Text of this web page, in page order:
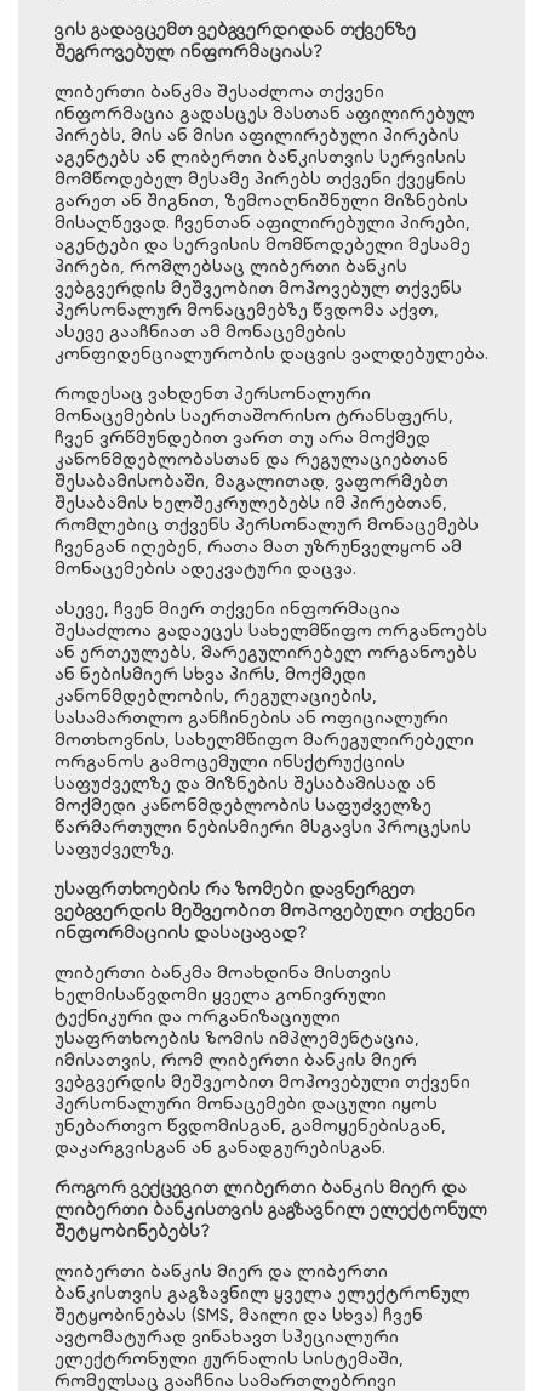
ვის გადავცემთ ვებგვერდიდან თქვენზე
შეგროვებულ ინფორმაციას?
ლიბერთი ბანკმა შესაძლოა თქვენი
ინფორმაცია გადასცეს მასთან აფილირებულ
პირებს, მის ან მისი აფილირებული პირების
აგენტებს ან ლიბერთი ბანკისთვის სერვისის
მომწოდებელ მესამე პირებს თქვენი ქვეყნის
გარეთ ან შიგნით, ზემოაღნიშნული მიზნების
მისაღწევად. ჩვენთან აფილირებული პირები,
აგენტები და სერვისის მომწოდებელი მესამე
პირები, რომლებსაც ლიბერთი ბანკის
ვებგვერდის მეშვეობით მოპოვებულ თქვენს
პერსონალურ მონაცემებზე წვდომა აქვთ,
ასევე გააჩნიათ ამ მონაცემების
კონფიდენციალურობის დაცვის ვალდებულება.
როდესაც ვახდენთ პერსონალური
მონაცემების საერთაშორისო ტრანსფერს,
ჩვენ ვრწმუნდებით ვართ თუ არა მოქმედ
კანონმდებლობასთან და რეგულაციებთან
შესაბამისობაში, მაგალითად, ვაფორმებთ
შესაბამის ხელშეკრულებებს იმ პირებთან,
რომლებიც თქვენს პერსონალურ მონაცემებს
ჩვენგან იღებენ, რათა მათ უზრუნველყონ ამ
მონაცემების ადეკვატური დაცვა.
ასევე, ჩვენ მიერ თქვენი ინფორმაცია
შესაძლოა გადაეცეს სახელმწიფო ორგანოებს
ან ერთეულებს, მარეგულირებელ ორგანოებს
ან ნებისმიერ სხვა პირს, მოქმედი
კანონმდებლობის, რეგულაციების,
სასამართლო განჩინების ან ოფიციალური
მოთხოვნის, სახელმწიფო მარეგულირებელი
ორგანოს გამოცემული ინსქტრუქციის
საფუძველზე და მიზნების შესაბამისად ან
მოქმედი კანონმდებლობის საფუძველზე
წარმართული ნებისმიერი მსგავსი პროცესის
საფუძველზე.
უსაფრთხოების რა ზომები დავნერგეთ
ვებგვერდის მეშვეობით მოპოვებული თქვენი
ინფორმაციის დასაცავად?
ლიბერთი ბანკმა მოახდინა მისთვის
ხელმისაწვდომი ყველა გონივრული
ტექნიკური და ორგანიზაციული
უსაფრთხოების ზომის იმპლემენტაცია,
იმისათვის, რომ ლიბერთი ბანკის მიერ
ვებგვერდის მეშვეობით მოპოვებული თქვენი
პერსონალური მონაცემები დაცული იყოს
უნებართვო წვდომისგან, გამოყენებისგან,
დაკარგვისგან ან განადგურებისგან.
როგორ ვექცევით ლიბერთი ბანკის მიერ და
ლიბერთი ბანკისთვის გაგზავნილ ელექტონულ
შეტყობინებებს?
ლიბერთი ბანკის მიერ და ლიბერთი
ბანკისთვის გაგზავნილ ყველა ელექტრონულ
შეტყობინებას (SMS, მაილი და სხვა) ჩვენ
ავტომატურად ვინახავთ სპეციალური
ელექტრონული ჟურნალის სისტემაში,
რომელსაც გააჩნია სამართლებრივი